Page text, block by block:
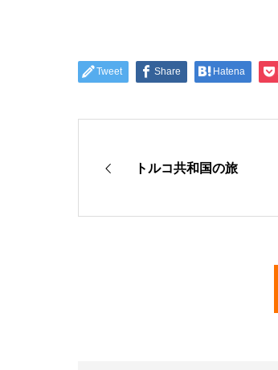
Tweet Share Hatena
トルコ共和国の旅